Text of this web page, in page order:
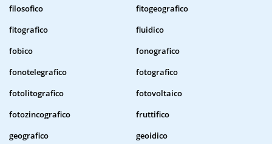
filosofico
fitogeografico
fitografico
fluidico
fobico
fonografico
fonotelegrafico
fotografico
fotolitografico
fotovoltaico
fotozincografico
fruttifico
geografico
geoidico